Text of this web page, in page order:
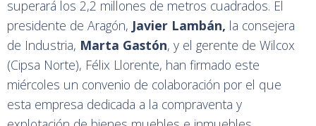
superará los 2,2 millones de metros cuadrados. El
presidente de Aragón, Javier Lambán, la consejera
de Industria, Marta Gastón, y el gerente de Wilcox
(Cipsa Norte), Félix Llorente, han firmado este
miércoles un convenio de colaboración por el que
esta empresa dedicada a la compraventa y